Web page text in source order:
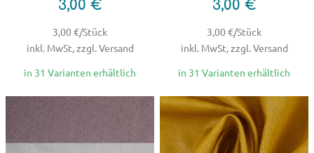
3,00 €
3,00 €/Stück
inkl. MwSt, zzgl. Versand
in 31 Varianten erhältlich
3,00 €
3,00 €/Stück
inkl. MwSt, zzgl. Versand
in 31 Varianten erhältlich